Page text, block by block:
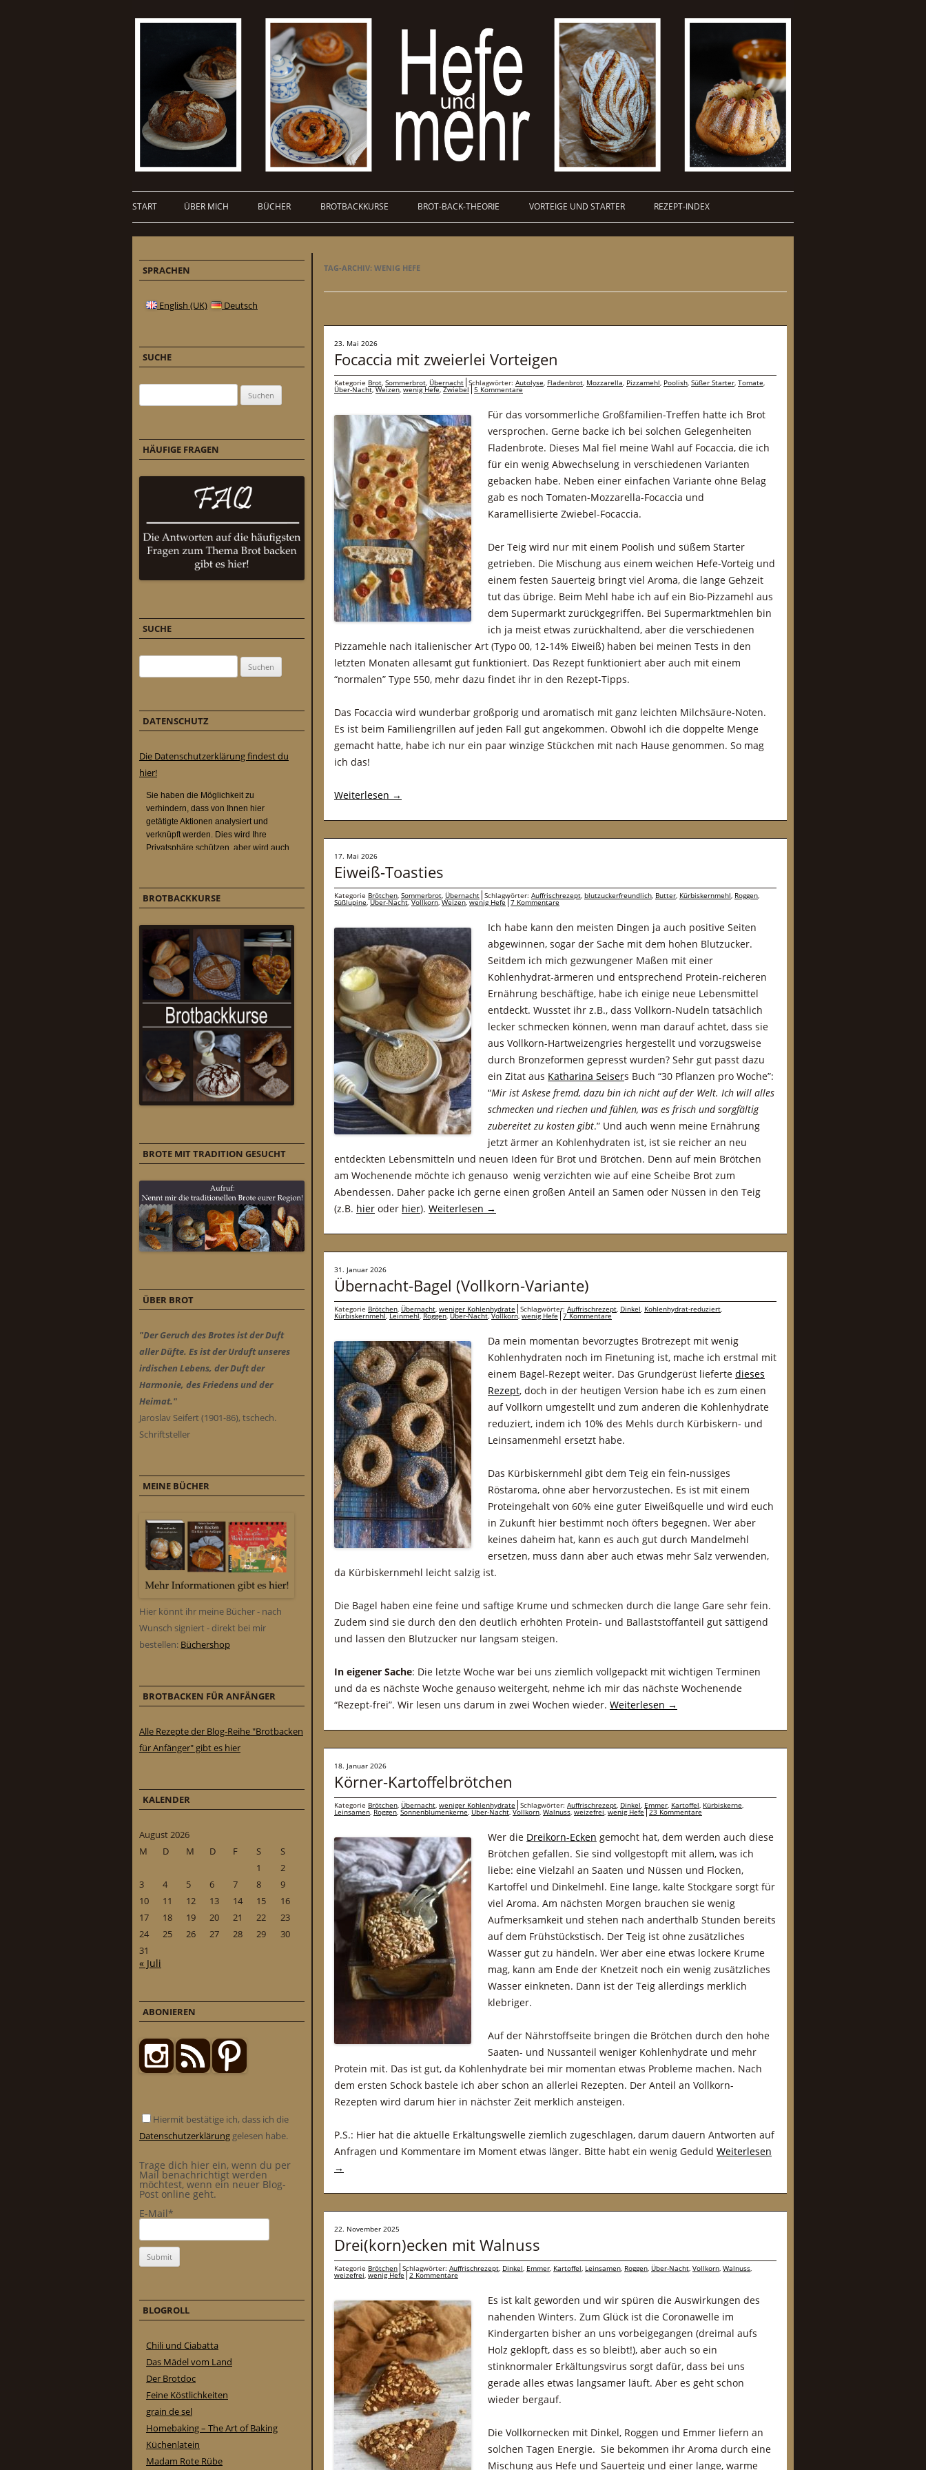
START ÜBER MICH BÜCHER BROTBACKKURSE BROT-BACK-THEORIE VORTEIGE UND STARTER REZEPT-INDEX
TAG-ARCHIV: WENIG HEFE
23. Mai 2026
Focaccia mit zweierlei Vorteigen
Kategorie Brot, Sommerbrot, Übernacht Schlagwörter: Autolyse, Fladenbrot, Mozzarella, Pizzamehl, Poolish, Süßer Starter, Tomate,
Über-Nacht,Weizen,wenig Hefe,Zwiebel 5 Kommentare
Für das vorsommerliche Großfamilien-Treffen hatte ich Brot
versprochen. Gerne backe ich bei solchen Gelegenheiten
Fladenbrote. Dieses Mal fiel meine Wahl auf Focaccia, die ich
für ein wenig Abwechselung in verschiedenen Varianten
gebacken habe. Neben einer einfachen Variante ohne Belag
gab es noch Tomaten-Mozzarella-Focaccia und
Karamellisierte Zwiebel-Focaccia.
Der Teig wird nur mit einem Poolish und süßem Starter
getrieben. Die Mischung aus einem weichen Hefe-Vorteig und
einem festen Sauerteig bringt viel Aroma, die lange Gehzeit
tut das übrige. Beim Mehl habe ich auf ein Bio-Pizzamehl aus
dem Supermarkt zurückgegriffen. Bei Supermarktmehlen bin
ich ja meist etwas zurückhaltend, aber die verschiedenen
Pizzamehle nach italienischer Art (Typo 00, 12-14% Eiweiß) haben bei meinen Tests in den
letzten Monaten allesamt gut funktioniert. Das Rezept funktioniert aber auch mit einem
“normalen” Type 550, mehr dazu findet ihr in den Rezept-Tipps.
Das Focaccia wird wunderbar großporig und aromatisch mit ganz leichten Milchsäure-Noten.
Es ist beim Familiengrillen auf jeden Fall gut angekommen. Obwohl ich die doppelte Menge
gemacht hatte, habe ich nur ein paar winzige Stückchen mit nach Hause genommen. So mag
ich das!
Weiterlesen →
17. Mai 2026
Eiweiß-Toasties
Kategorie Brötchen, Sommerbrot, Übernacht Schlagwörter: Auffrischrezept, blutzuckerfreundlich, Butter, Kürbiskernmehl, Roggen,
Süßlupine,Über-Nacht,Vollkorn,Weizen,wenig Hefe 7 Kommentare
Ich habe kann den meisten Dingen ja auch positive Seiten
abgewinnen, sogar der Sache mit dem hohen Blutzucker.
Seitdem ich mich gezwungener Maßen mit einer
Kohlenhydrat-ärmeren und entsprechend Protein-reicheren
Ernährung beschäftige, habe ich einige neue Lebensmittel
entdeckt. Wusstet ihr z.B., dass Vollkorn-Nudeln tatsächlich
lecker schmecken können, wenn man darauf achtet, dass sie
aus Vollkorn-Hartweizengries hergestellt und vorzugsweise
durch Bronzeformen gepresst wurden? Sehr gut passt dazu
ein Zitat aus Katharina Seisers Buch “30 Pflanzen pro Woche”:
“Mir ist Askese fremd, dazu bin ich nicht auf der Welt. Ich will alles
schmecken und riechen und fühlen, was es frisch und sorgfältig
zubereitet zu kosten gibt.” Und auch wenn meine Ernährung
jetzt ärmer an Kohlenhydraten ist, ist sie reicher an neu
entdeckten Lebensmitteln und neuen Ideen für Brot und Brötchen. Denn auf mein Brötchen
am Wochenende möchte ich genauso wenig verzichten wie auf eine Scheibe Brot zum
Abendessen. Daher packe ich gerne einen großen Anteil an Samen oder Nüssen in den Teig
(z.B. hier oder hier). Weiterlesen →
31. Januar 2026
Übernacht-Bagel (Vollkorn-Variante)
Kategorie Brötchen, Übernacht, weniger Kohlenhydrate Schlagwörter: Auffrischrezept, Dinkel, Kohlenhydrat-reduziert,
Kürbiskernmehl,Leinmehl,Roggen,Über-Nacht,Vollkorn, wenig Hefe 7 Kommentare
Da mein momentan bevorzugtes Brotrezept mit wenig
Kohlenhydraten noch im Finetuning ist, mache ich erstmal mit
einem Bagel-Rezept weiter. Das Grundgerüst lieferte dieses
Rezept, doch in der heutigen Version habe ich es zum einen
auf Vollkorn umgestellt und zum anderen die Kohlenhydrate
reduziert, indem ich 10% des Mehls durch Kürbiskern- und
Leinsamenmehl ersetzt habe.
Das Kürbiskernmehl gibt dem Teig ein fein-nussiges
Röstaroma, ohne aber hervorzustechen. Es ist mit einem
Proteingehalt von 60% eine guter Eiweißquelle und wird euch
in Zukunft hier bestimmt noch öfters begegnen. Wer aber
keines daheim hat, kann es auch gut durch Mandelmehl
ersetzen, muss dann aber auch etwas mehr Salz verwenden,
da Kürbiskernmehl leicht salzig ist.
Die Bagel haben eine feine und saftige Krume und schmecken durch die lange Gare sehr fein.
Zudem sind sie durch den den deutlich erhöhten Protein- und Ballaststoffanteil gut sättigend
und lassen den Blutzucker nur langsam steigen.
In eigener Sache: Die letzte Woche war bei uns ziemlich vollgepackt mit wichtigen Terminen
und da es nächste Woche genauso weitergeht, nehme ich mir das nächste Wochenende
“Rezept-frei”. Wir lesen uns darum in zwei Wochen wieder. Weiterlesen →
18. Januar 2026
Körner-Kartoffelbrötchen
Kategorie Brötchen, Übernacht, weniger Kohlenhydrate Schlagwörter: Auffrischrezept, Dinkel, Emmer, Kartoffel, Kürbiskerne,
Leinsamen,Roggen, Sonnenblumenkerne,Über-Nacht,Vollkorn, Walnuss,weizefrei,wenig Hefe 23 Kommentare
Wer die Dreikorn-Ecken gemocht hat, dem werden auch diese
Brötchen gefallen. Sie sind vollgestopft mit allem, was ich
liebe: eine Vielzahl an Saaten und Nüssen und Flocken,
Kartoffel und Dinkelmehl. Eine lange, kalte Stockgare sorgt für
viel Aroma. Am nächsten Morgen brauchen sie wenig
Aufmerksamkeit und stehen nach anderthalb Stunden bereits
auf dem Frühstückstisch. Der Teig ist ohne zusätzliches
Wasser gut zu händeln. Wer aber eine etwas lockere Krume
mag, kann am Ende der Knetzeit noch ein wenig zusätzliches
Wasser einkneten. Dann ist der Teig allerdings merklich
klebriger.
Auf der Nährstoffseite bringen die Brötchen durch den hohe
Saaten- und Nussanteil weniger Kohlenhydrate und mehr
Protein mit. Das ist gut, da Kohlenhydrate bei mir momentan etwas Probleme machen. Nach
dem ersten Schock bastele ich aber schon an allerlei Rezepten. Der Anteil an Vollkorn-
Rezepten wird darum hier in nächster Zeit merklich ansteigen.
P.S.: Hier hat die aktuelle Erkältungswelle ziemlich zugeschlagen, darum dauern Antworten auf
Anfragen und Kommentare im Moment etwas länger. Bitte habt ein wenig Geduld Weiterlesen
→
22. November 2025
Drei(korn)ecken mit Walnuss
Kategorie Brötchen Schlagwörter: Auffrischrezept, Dinkel, Emmer, Kartoffel, Leinsamen, Roggen, Über-Nacht, Vollkorn, Walnuss,
weizefrei, wenig Hefe 2 Kommentare
Es ist kalt geworden und wir spüren die Auswirkungen des
nahenden Winters. Zum Glück ist die Coronawelle im
Kindergarten bisher an uns vorbeigegangen (dreimal aufs
Holz geklopft, dass es so bleibt!), aber auch so ein
stinknormaler Erkältungsvirus sorgt dafür, dass bei uns
gerade alles etwas langsamer läuft. Aber es geht schon
wieder bergauf.
Die Vollkornecken mit Dinkel, Roggen und Emmer liefern an
solchen Tagen Energie. Sie bekommen ihr Aroma durch eine
Mischung aus Hefe und Sauerteig und einer lange, warme
SPRACHEN
English (UK) Deutsch
SUCHE
HÄUFIGE FRAGEN
SUCHE
DATENSCHUTZ
Die Datenschutzerklärung findest du
hier!
BROTBACKKURSE
BROTE MIT TRADITION GESUCHT
ÜBER BROT
"Der Geruch des Brotes ist der Duft
aller Düfte. Es ist der Urduft unseres
irdischen Lebens, der Duft der
Harmonie, des Friedens und der
Heimat."
Jaroslav Seifert (1901-86), tschech.
Schriftsteller
MEINE BÜCHER
Hier könnt ihr meine Bücher - nach
Wunsch signiert - direkt bei mir
bestellen: Büchershop
BROTBACKEN FÜR ANFÄNGER
Alle Rezepte der Blog-Reihe "Brotbacken
für Anfänger" gibt es hier
KALENDER
August 2026
M
D M D F S
S
1
2
3
4 5 6 7 8
9
10
11 12 13 14 15
16
17
18 19 20 21 22
23
24
25 26 27 28 29
30
31
« Juli
ABONIEREN
Hiermit bestätige ich, dass ich die
Datenschutzerklärung gelesen habe.
Trage dich hier ein, wenn du per
Mail benachrichtigt werden
möchtest, wenn ein neuer Blog-
Post online geht.
E-Mail*
BLOGROLL
Chili und Ciabatta
Das Mädel vom Land
Der Brotdoc
Feine Köstlichkeiten
grain de sel
Homebaking – The Art of Baking
Küchenlatein
Madam Rote Rübe